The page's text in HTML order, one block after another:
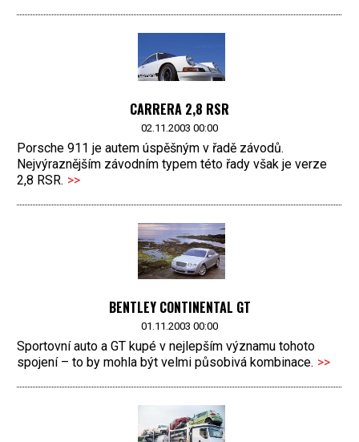
CARRERA 2,8 RSR
02.11.2003 00:00
Porsche 911 je autem úspěšným v řadě závodů.
Nejvýraznějším závodním typem této řady však je verze
2,8 RSR. >>
BENTLEY CONTINENTAL GT
01.11.2003 00:00
Sportovní auto a GT kupé v nejlepším významu tohoto
spojení – to by mohla být velmi působivá kombinace. >>